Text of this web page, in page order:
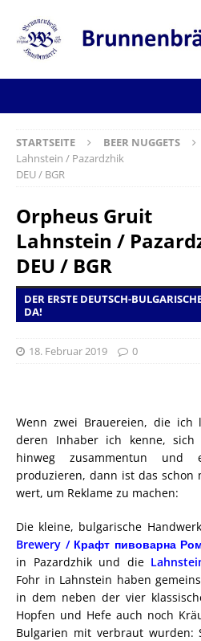
STARTSEITE BEER NUGGETS
Lahnstein / Pazardzhik
DEU / BGR
Orpheus Gruit
Lahnstein /
DEU / BGR
DER ERSTE DEUTSCH-
DA!
18. Februar 2019 0
Wenn zwei Brauereien, die ich
deren Inhaber ich kenne, sich
hinweg zusammentun und
produzieren, dann ist das schon
wert, um Reklame zu machen:
Die kleine, bulgarische
Brewery / Крафт пивоварна
in Pazardzhik und die
Fohr in Lahnstein haben
in dem neben der vier
Hopfen und Hefe auch noch
Bulgarien mit verbraut wurden: